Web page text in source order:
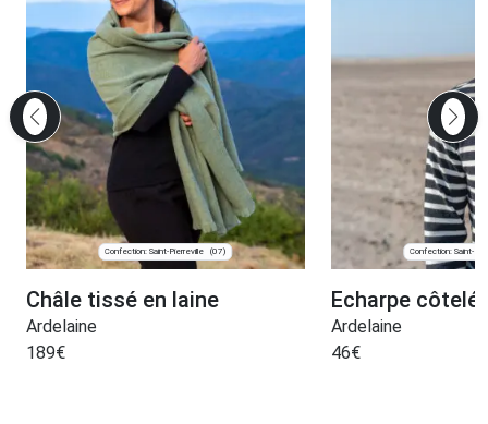
Confection: Saint-Pierreville (07)
Châle tissé en laine
Ardelaine
189€
Confection: Saint-
Echarpe
Ardelaine
46€